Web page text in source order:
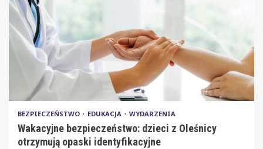
BEZPIECZEŃSTWO EDUKACJA WYDARZENIA
Wakacyjne bezpieczeństwo: dzieci z Oleśnicy
otrzymują opaski identyfikacyjne